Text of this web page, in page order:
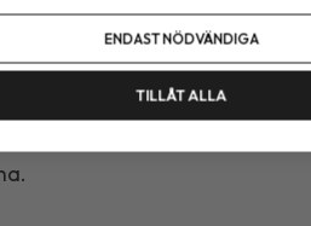
antal livsmedel. Bland
från projektet ”Fetter,
samt kompletterande data
från de norska och danska
i efterhand hittar du den möjligheten
ENDAST NÖDVÄNDIGA
TILLÅT ALLA